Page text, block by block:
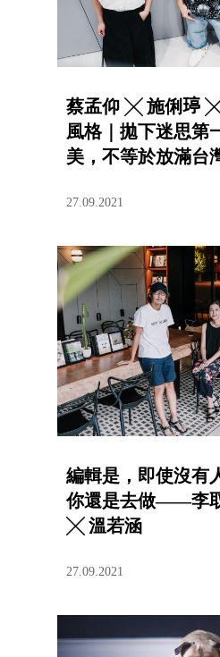
蔡孟仰 ╳ 施俐𤧟
風格｜拋下迷思第
美，不等於放滿台
27.09.2021
編輯是，即使沒有
你還是去做——李
╳ 溫若涵
27.09.2021